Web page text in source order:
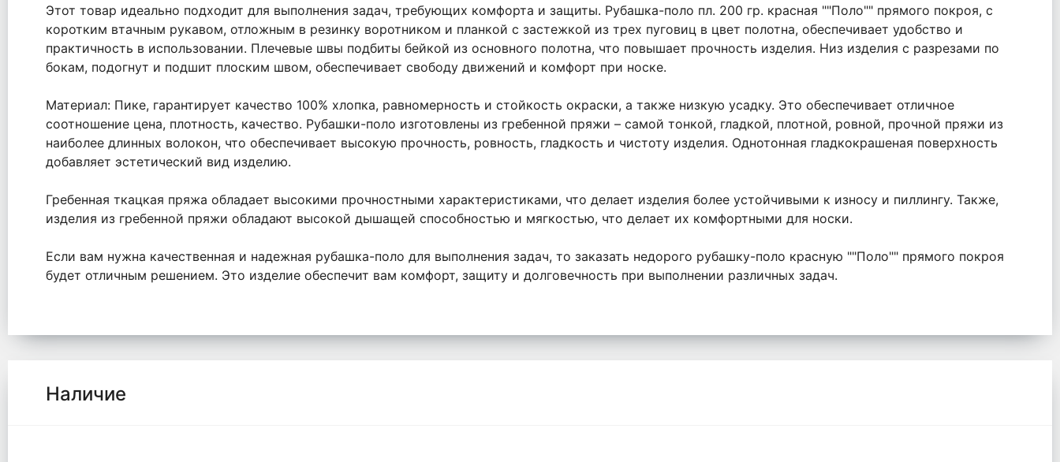
Этот товар идеально подходит для выполнения задач, требующих комфорта и защиты. Рубашка-поло пл. 200 гр. красная ""Поло"" прямого покроя, с
коротким втачным рукавом, отложным в резинку воротником и планкой с застежкой из трех пуговиц в цвет полотна, обеспечивает удобство и
практичность в использовании. Плечевые швы подбиты бейкой из основного полотна, что повышает прочность изделия. Низ изделия с разрезами по
бокам, подогнут и подшит плоским швом, обеспечивает свободу движений и комфорт при носке.
Материал: Пике, гарантирует качество 100% хлопка, равномерность и стойкость окраски, а также низкую усадку. Это обеспечивает отличное
соотношение цена, плотность, качество. Рубашки-поло изготовлены из гребенной пряжи – самой тонкой, гладкой, плотной, ровной, прочной пряжи из
наиболее длинных волокон, что обеспечивает высокую прочность, ровность, гладкость и чистоту изделия. Однотонная гладкокрашеная поверхность
добавляет эстетический вид изделию.
Гребенная ткацкая пряжа обладает высокими прочностными характеристиками, что делает изделия более устойчивыми к износу и пиллингу. Также,
изделия из гребенной пряжи обладают высокой дышащей способностью и мягкостью, что делает их комфортными для носки.
Если вам нужна качественная и надежная рубашка-поло для выполнения задач, то заказать недорого рубашку-поло красную ""Поло"" прямого покроя
будет отличным решением. Это изделие обеспечит вам комфорт, защиту и долговечность при выполнении различных задач.
Наличие